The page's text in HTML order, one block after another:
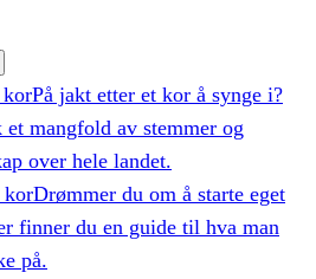
På jakt etter et kor å synge i?
mangfold av stemmer og
over hele landet.
korDrømmer du om å starte eget
finner du en guide til hva man
på.